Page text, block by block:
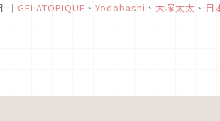
｜ GELATOPIQUE 、 Yodobashi 、 大塚太太 、 日